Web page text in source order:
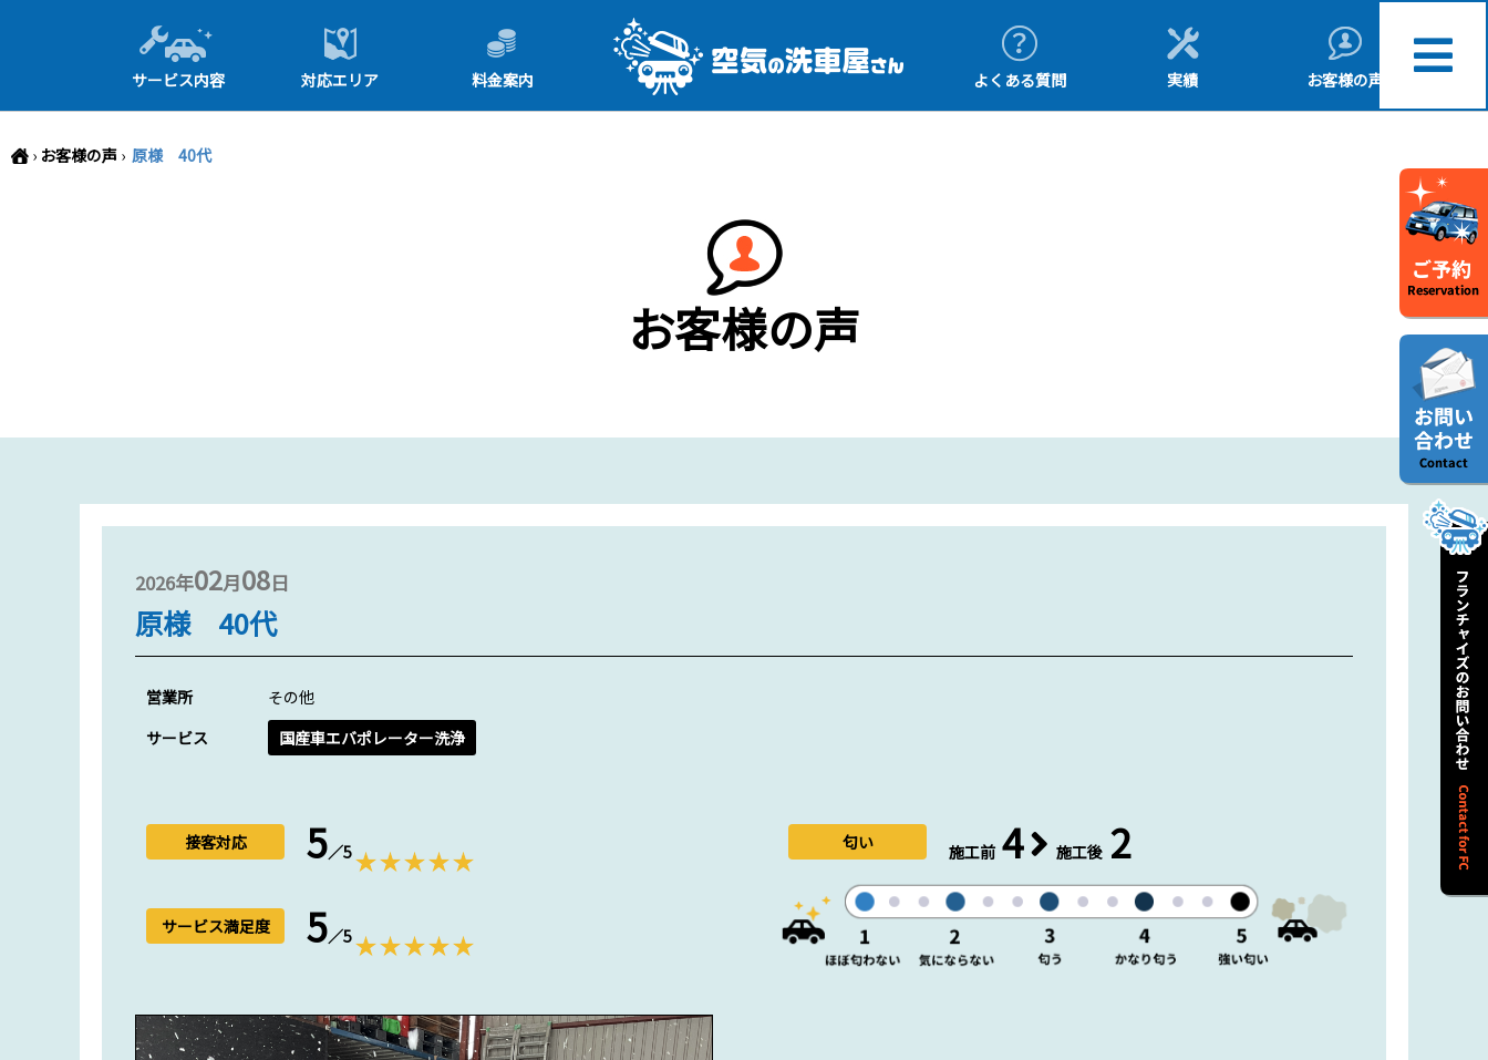
サービス内容 対応エリア 料金案内 よくある質問 実績 お客様の声
› お客様の声 › 原様 40代
お客様の声
2026年02月08日
原様 40代
営業所
その他
サービス
国産車エバポレーター洗浄
接客対応 5／5
サービス満足度 5／5
匂い 施工前 4 施工後 2